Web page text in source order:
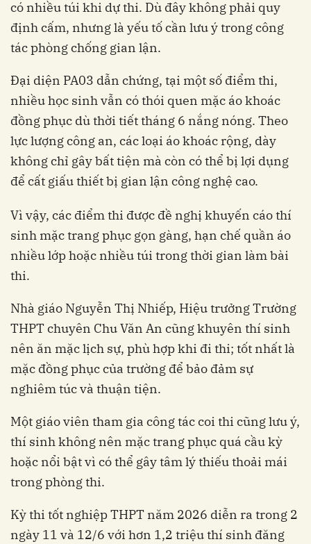
có nhiều túi khi dự thi. Dù đây không phải quy
định cấm, nhưng là yếu tố cần lưu ý trong công
tác phòng chống gian lận.
Đại diện PA03 dẫn chứng, tại một số điểm thi,
nhiều học sinh vẫn có thói quen mặc áo khoác
đồng phục dù thời tiết tháng 6 nắng nóng. Theo
lực lượng công an, các loại áo khoác rộng, dày
không chỉ gây bất tiện mà còn có thể bị lợi dụng
để cất giấu thiết bị gian lận công nghệ cao.
Vì vậy, các điểm thi được đề nghị khuyến cáo thí
sinh mặc trang phục gọn gàng, hạn chế quần áo
nhiều lớp hoặc nhiều túi trong thời gian làm bài
thi.
Nhà giáo Nguyễn Thị Nhiếp, Hiệu trưởng Trường
THPT chuyên Chu Văn An cũng khuyên thí sinh
nên ăn mặc lịch sự, phù hợp khi đi thi; tốt nhất là
mặc đồng phục của trường để bảo đảm sự
nghiêm túc và thuận tiện.
Một giáo viên tham gia công tác coi thi cũng lưu ý,
thí sinh không nên mặc trang phục quá cầu kỳ
hoặc nổi bật vì có thể gây tâm lý thiếu thoải mái
trong phòng thi.
Kỳ thi tốt nghiệp THPT năm 2026 diễn ra trong 2
ngày 11 và 12/6 với hơn 1,2 triệu thí sinh đăng